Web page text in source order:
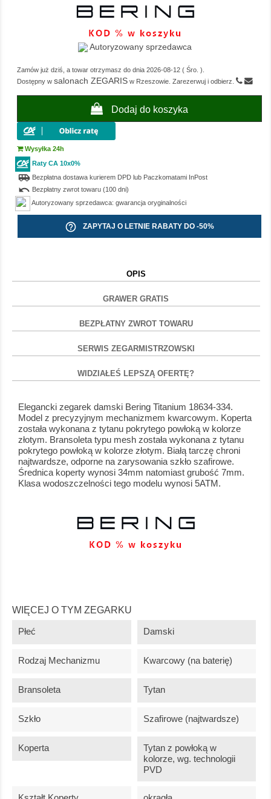
Autoryzowany sprzedawca
Zamów już dziś, a towar otrzymasz do dnia 2026-08-12 (Śro. ).
Dostępny w salonach ZEGARISw Rzeszowie. Zarezerwuj i odbierz.
Dodaj do koszyka
Wysyłka 24h
Raty CA 10x0%
airport_shuttleBezpłatna dostawa kurierem DPD lub Paczkomatami InPost
undo Bezpłatny zwrot towaru (100 dni)
Autoryzowany sprzedawca: gwarancja oryginalności
help_outline ZAPYTAJ O LETNIE RABATY DO -50%
OPIS
GRAWER GRATIS
BEZPŁATNY ZWROT TOWARU
SERWIS ZEGARMISTRZOWSKI
WIDZIAŁEŚ LEPSZĄ OFERTĘ?
Elegancki zegarek damski Bering Titanium 18634-334.
Model z precyzyjnym mechanizmem kwarcowym. Koperta
została wykonana z tytanu pokrytego powłoką w kolorze
złotym. Bransoleta typu mesh została wykonana z tytanu
pokrytego powłoką w kolorze złotym. Białą tarczę chroni
najtwardsze, odporne na zarysowania szkło szafirowe.
Średnica koperty wynosi 34mm natomiast grubość 7mm.
Klasa wodoszczelności tego modelu wynosi 5ATM.
WIĘCEJ O TYM ZEGARKU
Płeć Damski
Rodzaj Mechanizmu Kwarcowy (na baterię)
Bransoleta Tytan
Szkło Szafirowe (najtwardsze)
Koperta
Tytan z powłoką w
kolorze, wg. technologii
PVD